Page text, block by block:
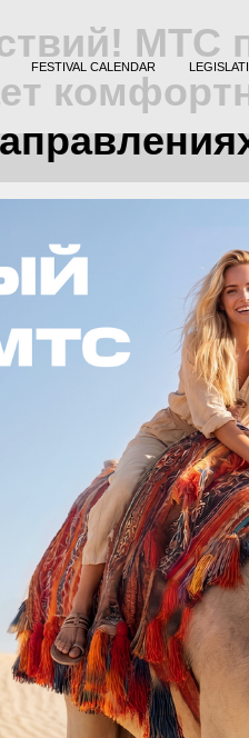
FESTIVAL CALENDAR
МТС